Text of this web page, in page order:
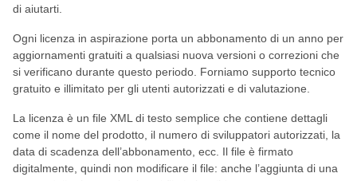
di aiutarti.
Ogni licenza in aspirazione porta un abbonamento di un anno per
aggiornamenti gratuiti a qualsiasi nuova versioni o correzioni che
si verificano durante questo periodo. Forniamo supporto tecnico
gratuito e illimitato per gli utenti autorizzati e di valutazione.
La licenza è un file XML di testo semplice che contiene dettagli
come il nome del prodotto, il numero di sviluppatori autorizzati, la
data di scadenza dell’abbonamento, ecc. Il file è firmato
digitalmente, quindi non modificare il file: anche l’aggiunta di una